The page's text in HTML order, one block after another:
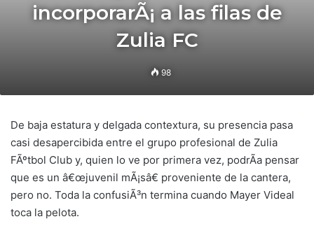
incorporarÃ¡ a las filas de
Zulia FC
98
De baja estatura y delgada contextura, su presencia pasa
casi desapercibida entre el grupo profesional de Zulia
FÃºtbol Club y, quien lo ve por primera vez, podrÃ­a pensar
que es un â€œjuvenil mÃ¡sâ€ proveniente de la cantera,
pero no. Toda la confusiÃ³n termina cuando Mayer Videal
toca la pelota.